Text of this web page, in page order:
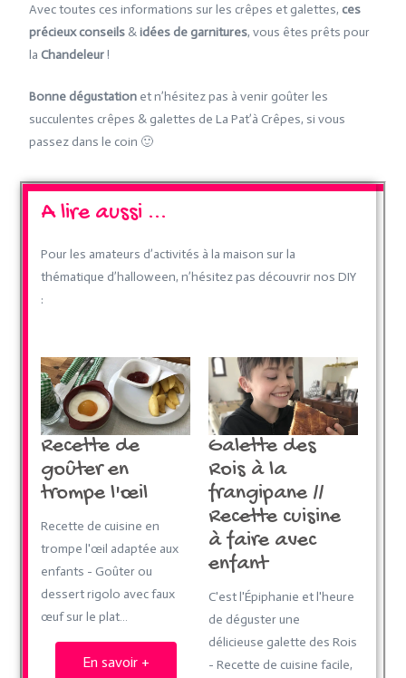
Avec toutes ces informations sur les crêpes et galettes,ces
précieux conseils &idées de garnitures, vous êtes prêts pour
laChandeleur!
Bonne dégustation et n’hésitez pas à venir goûter les
succulentes crêpes & galettes de La Pat’à Crêpes, si vous
passez dans le coin 🙂
A lire aussi ...
Pour les amateurs d’activités à la maison sur la
thématique d’halloween, n’hésitez pas découvrir nos DIY
:
Recette de
goûter en
trompe l'œil
Recette de cuisine en
trompe l'œil adaptée aux
enfants - Goûter ou
dessert rigolo avec faux
œuf sur le plat…
En savoir +
Galette des
Rois à la
frangipane //
Recette cuisine
à faire avec
enfant
C'est l'Épiphanie et l'heure
de déguster une
délicieuse galette des Rois
- Recette de cuisine facile,